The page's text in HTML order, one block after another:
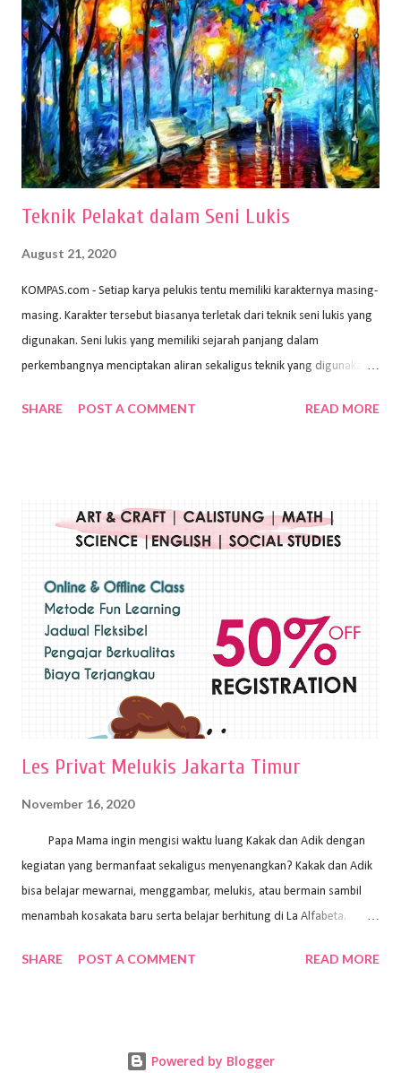
membutuhkan kertas yang baik agar proses pembuatan gambar lebih
nyaman dan maksimal. Bahan kertas yang baik salah satu syaratnya
adalah tidak mudah sobek, mengingat menggambar merupakan
proses menggores dan menghapus. Kertas adalah bahan yang paling
ideal digunakan untuk menggambar. Dalam menggambar
menggunakan pen...
Teknik Pelakat dalam Seni Lukis
August 21, 2020
KOMPAS.com - Setiap karya pelukis tentu memiliki karakternya masing-
masing. Karakter tersebut biasanya terletak dari teknik seni lukis yang
digunakan. Seni lukis yang memiliki sejarah panjang dalam
perkembangnya menciptakan aliran sekaligus teknik yang digunakan.
Wayan Kun Adnyana, teknik yang berbeda tentunya akan
menggunakan bahan dasar cat air, cat akrilik, atau cat minyak dengan
sapuan warna cat yang tebal. Dengan memberikan sapuan warna
pelukis untuk menghasilkan lukisan yang mempesona dan tentunya
bernilai tinggi. Ciri teknik plakat Ciri-ciri teknik plakat, yaitu: Sapuan
warna yang kental dan tebal. Hasil lukisan menutupi seluruh bagian
medianya Mem...
SHARE POST A COMMENT READ MORE
Les Privat Melukis Jakarta Timur
November 16, 2020
Papa Mama ingin mengisi waktu luang Kakak dan Adik dengan
kegiatan yang bermanfaat sekaligus menyenangkan? Kakak dan Adik
bisa belajar mewarnai, menggambar, melukis, atau bermain sambil
menambah kosakata baru serta belajar berhitung di La Alfabeta.
kok untuk mengajar dengan metode yang fun, La Alfabeta
Alfabeta. ⁣⁣⁣⁣Ada pilihan online class maupun offline class lho! Cek
SHARE POST A COMMENT READ MORE
Powered by Blogger